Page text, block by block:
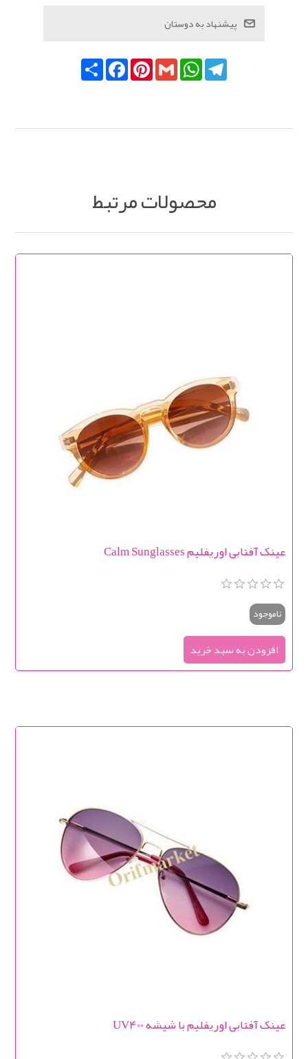
اشتراکFacebookPinterestGmail
WhatsAppTelegram
محصولات مرتبط
عینک آفتابی اوریفلیم Calm Sunglasses
ناموجود
عینک آفتابی اوریفلیم با شیشه UV400